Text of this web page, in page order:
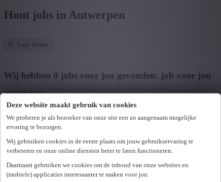
Deze website maakt gebruik van cookies
We proberen je als bezoeker van onze site een zo aangenaam mogelijke
ervaring te bezorgen.
Wij gebruiken cookies in de eerste plaats om jouw gebruikservaring te
verbeteren en onze online diensten beter te laten functioneren.
Daarnaast gebruiken we cookies om de inhoud van onze websites en
(mobiele) applicaties interessanter te maken voor jou.
Hout jobs in Antwerpen
Toon filters
Zoek op functie, jobtitel, bedrijf,...
Postcode of gemeente
Zoek vacatures
Mijn gekozen filters
Wis alle filters
Wij hebben 0 jobs voor jou gevonden. job voor jou
gevonden